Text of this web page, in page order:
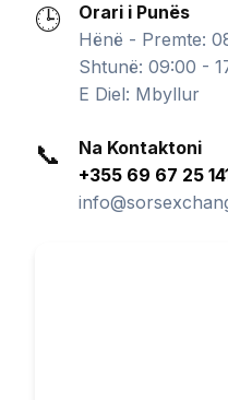
🕒
Orari i Punës
Hënë - Premte:
Shtunë: 09:00 -
E Diel: Mbyllur
📞
Na Kontaktoni
+355 69 67 25